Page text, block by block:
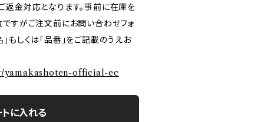
返金対応となります。事前に在庫を
ですがご注文前にお問い合わせフォ
もしくは「品番」をご記載のうえお
yamakashoten-official-ec
に入れる